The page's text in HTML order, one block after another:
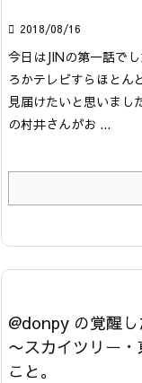
 2018/08/16
今日はJINの第一話で
ろかテレビすらほとん
見届けたいと思いまし
の村井さんがお ...
@donpy の覚醒し
〜スカイツリー
こと。